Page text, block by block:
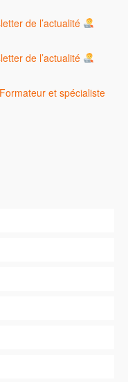
de l’actualité
de l’actualité
et spécialiste